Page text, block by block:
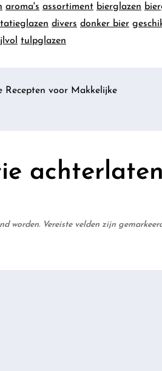
aroma's assortiment bierglazen
divers donker bier
tulpglazen
Recepten voor Makkelijke
achterlaten
worden. Vereiste velden zijn